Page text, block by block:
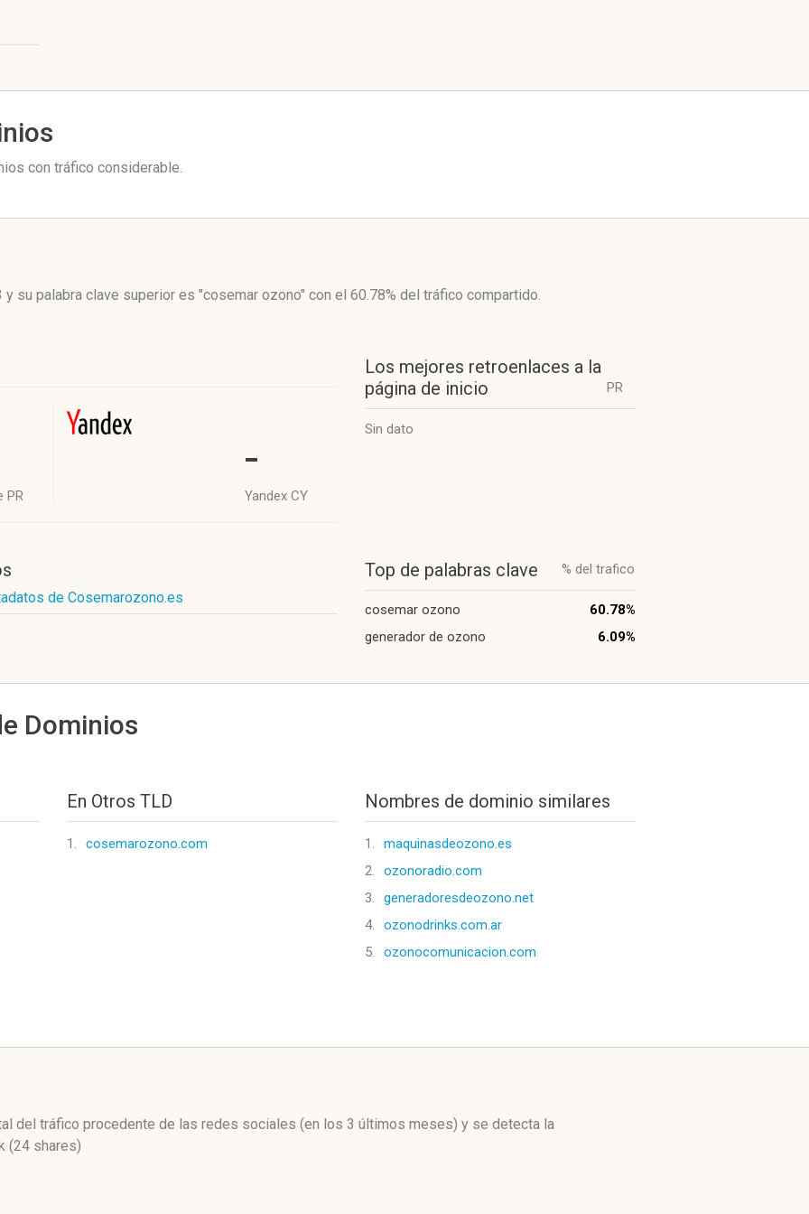
con tráfico considerable.
y su palabra clave superior es "cosemar ozono" con el 60.78% del tráfico compartido.
PR
-
Yandex CY
de Cosemarozono.es
Los mejores retroenlaces a la
página de inicio
PR
Sin dato
Top de palabras clave % del trafico
cosemar ozono
60.78%
generador de ozono
6.09%
Dominios
En Otros TLD
1. cosemarozono.com
Nombres de dominio similares
1.
maquinasdeozono.es
2.
ozonoradio.com
3.
generadoresdeozono.net
4.
ozonodrinks.com.ar
5.
ozonocomunicacion.com
del tráfico procedente de las redes sociales (en los 3 últimos meses) y se detecta la
(24 shares)